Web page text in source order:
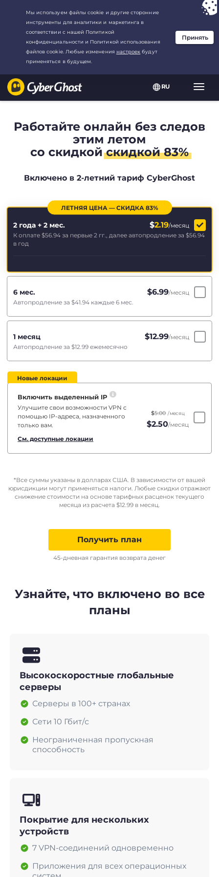
RU
Ваш выбор:Лучшая сделкадля2.1666666666667-год at$
месяц
Работайте онлайн без следов
этим летом
со скидкойскидкой 83%
Включено в 2-летний тариф CyberGhost
ЛЕТНЯЯ ЦЕНА — СКИДКА 83%
2 года + 2 мес. $2.19/месяц
К оплате $56.94 за первые 2 гг., далее автопродление за $56.94
в год
6 мес. $6.99/месяц
Автопродление за $41.94 каждые 6 мес.
1 месяц $12.99/месяц
Автопродление за $12.99 ежемесячно
Новые локации
Включить выделенный IP
Улучшите свои возможности VPN с
помощью IP-адреса, назначенного
только вам.
См. доступные локации
$5.00 /месяц
$2.50/месяц
*Все суммы указаны в долларах США. В зависимости от вашей
юрисдикции могут применяться налоги. Любые скидки отражают
снижение стоимости на основе тарифных расценок текущего
месяца из расчета $12.99 в месяц.
Получить план
45-дневная гарантия возврата денег
Узнайте, что включено во все
планы
Высокоскоростные глобальные
серверы
Серверы в 100+ странах
Сети 10 Гбит/с
Неограниченная пропускная
способность
Покрытие для нескольких
устройств
7 VPN-соединений одновременно
Приложения для всех операционных